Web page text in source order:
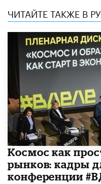
ЧИТАЙТЕ ТАКЖЕ В
Космос как
рынков: кадры
конференции